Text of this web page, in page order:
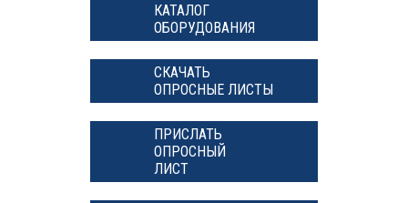
КАТАЛОГ
ОБОРУДОВАНИЯ
СКАЧАТЬ
ОПРОСНЫЕ ЛИСТЫ
ПРИСЛАТЬ
ОПРОСНЫЙ
ЛИСТ